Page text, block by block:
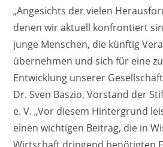
„Angesichts der vielen
denen wir aktuell konfrontiert
junge Menschen, die künftig
übernehmen und sich für eine
Entwicklung unserer
Dr. Sven Baszio, Vorstand der
e. V. „Vor diesem Hintergrund
einen wichtigen Beitrag, die in